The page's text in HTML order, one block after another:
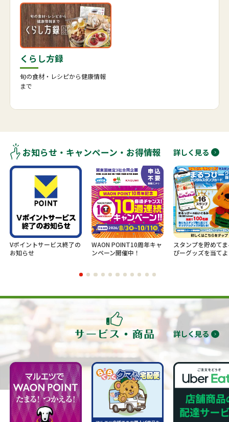
くらし方録
旬の食材・レシピから健康情報
まで
お知らせ・キャンペーン・お得情報 詳しく見る
ス終了の
WAON POINT10周年キャ
スタンプを貯めてまるっ
ぴーグッズを当てよう！
新規ログ
でのお買
詳しく見る